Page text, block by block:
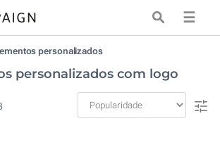
☰
personalizados
personalizados com logo